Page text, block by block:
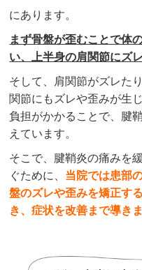
にあります。
まず骨盤が歪むことで体
い、上半身の肩関節にズ
そして、肩関節がズレた
関節にもズレや歪みが生
負担がかかることで、腱
えています。
そこで、腱鞘炎の痛みを
ぐために、 当院では患部
盤のズレや歪みを矯正す
き、症状を改善まで導きま